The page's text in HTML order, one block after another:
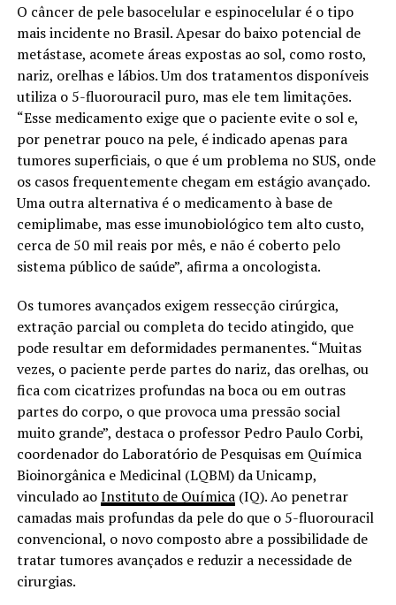
O câncer de pele basocelular e espinocelular é o tipo
mais incidente no Brasil. Apesar do baixo potencial de
metástase, acomete áreas expostas ao sol, como rosto,
nariz, orelhas e lábios. Um dos tratamentos disponíveis
utiliza o 5-fluorouracil puro, mas ele tem limitações.
“Esse medicamento exige que o paciente evite o sol e,
por penetrar pouco na pele, é indicado apenas para
tumores superficiais, o que é um problema no SUS, onde
os casos frequentemente chegam em estágio avançado.
Uma outra alternativa é o medicamento à base de
cemiplimabe, mas esse imunobiológico tem alto custo,
cerca de 50 mil reais por mês, e não é coberto pelo
sistema público de saúde”, afirma a oncologista.
Os tumores avançados exigem ressecção cirúrgica,
extração parcial ou completa do tecido atingido, que
pode resultar em deformidades permanentes. “Muitas
vezes, o paciente perde partes do nariz, das orelhas, ou
fica com cicatrizes profundas na boca ou em outras
partes do corpo, o que provoca uma pressão social
muito grande”, destaca o professor Pedro Paulo Corbi,
coordenador do Laboratório de Pesquisas em Química
Bioinorgânica e Medicinal (LQBM) da Unicamp,
vinculado aoInstituto de Química(IQ). Ao penetrar
camadas mais profundas da pele do que o 5-fluorouracil
convencional, o novo composto abre a possibilidade de
tratar tumores avançados e reduzir a necessidade de
cirurgias.